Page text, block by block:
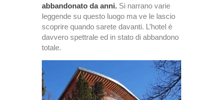
abbandonato da anni. Si narrano varie
leggende su questo luogo ma ve le lascio
scoprire quando sarete davanti. L’hotel è
davvero spettrale ed in stato di abbandono
totale.